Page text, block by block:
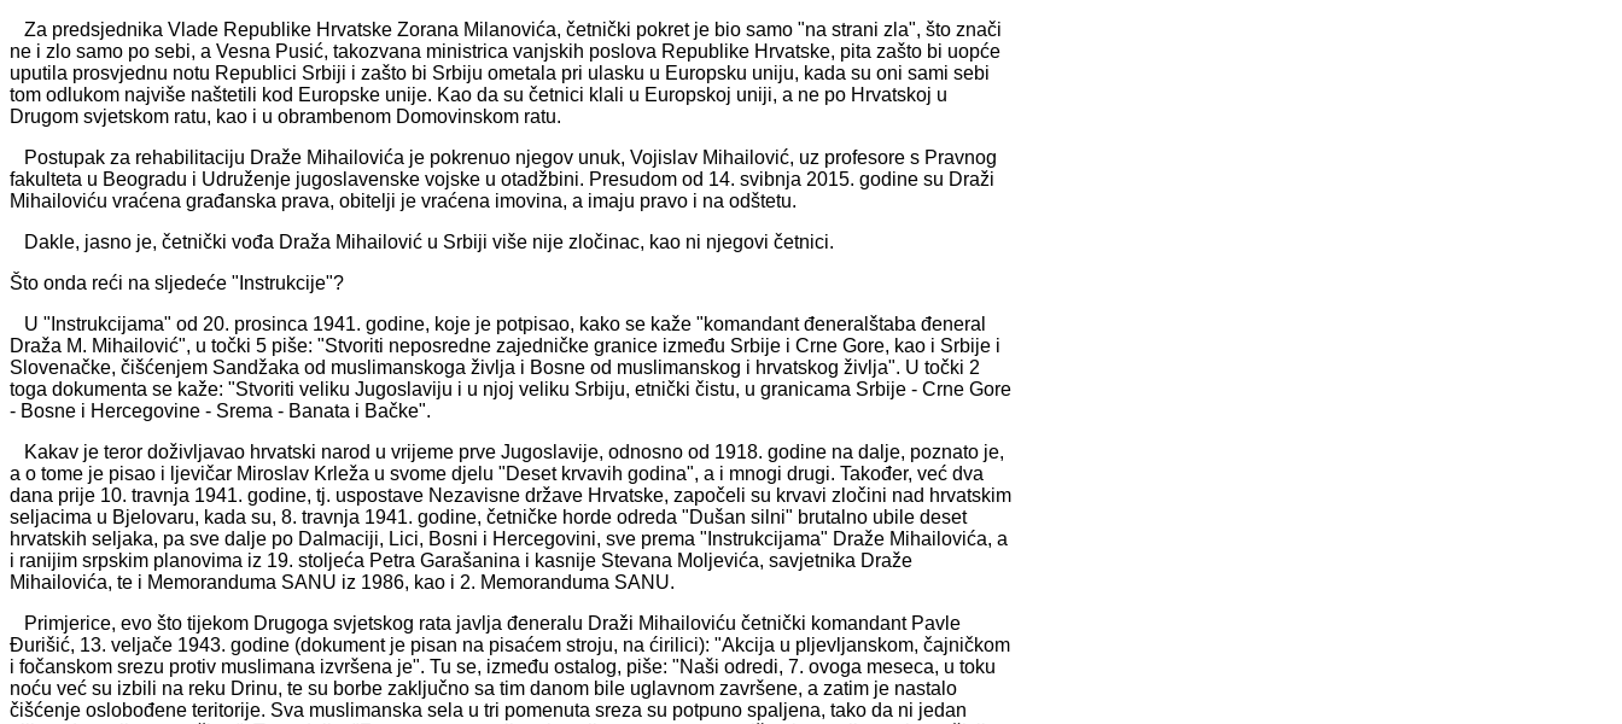
Za predsjednika Vlade Republike Hrvatske Zorana Milanovića, četnički pokret je bio samo "na strani zla", što znači
ne i zlo samo po sebi, a Vesna Pusić, takozvana ministrica vanjskih poslova Republike Hrvatske, pita zašto bi uopće
uputila prosvjednu notu Republici Srbiji i zašto bi Srbiju ometala pri ulasku u Europsku uniju, kada su oni sami sebi
tom odlukom najviše naštetili kod Europske unije. Kao da su četnici klali u Europskoj uniji, a ne po Hrvatskoj u
Drugom svjetskom ratu, kao i u obrambenom Domovinskom ratu.
Postupak za rehabilitaciju Draže Mihailovića je pokrenuo njegov unuk, Vojislav Mihailović, uz profesore s Pravnog
fakulteta u Beogradu i Udruženje jugoslavenske vojske u otadžbini. Presudom od 14. svibnja 2015. godine su Draži
Mihailoviću vraćena građanska prava, obitelji je vraćena imovina, a imaju pravo i na odštetu.
Dakle, jasno je, četnički vođa Draža Mihailović u Srbiji više nije zločinac, kao ni njegovi četnici.
Što onda reći na sljedeće "Instrukcije"?
U "Instrukcijama" od 20. prosinca 1941. godine, koje je potpisao, kako se kaže "komandant đeneralštaba đeneral
Draža M. Mihailović", u točki 5 piše: "Stvoriti neposredne zajedničke granice između Srbije i Crne Gore, kao i Srbije i
Slovenačke, čišćenjem Sandžaka od muslimanskoga življa i Bosne od muslimanskog i hrvatskog življa". U točki 2
toga dokumenta se kaže: "Stvoriti veliku Jugoslaviju i u njoj veliku Srbiju, etnički čistu, u granicama Srbije - Crne Gore
- Bosne i Hercegovine - Srema - Banata i Bačke".
Kakav je teror doživljavao hrvatski narod u vrijeme prve Jugoslavije, odnosno od 1918. godine na dalje, poznato je,
a o tome je pisao i ljevičar Miroslav Krleža u svome djelu "Deset krvavih godina", a i mnogi drugi. Također, već dva
dana prije 10. travnja 1941. godine, tj. uspostave Nezavisne države Hrvatske, započeli su krvavi zločini nad hrvatskim
seljacima u Bjelovaru, kada su, 8. travnja 1941. godine, četničke horde odreda "Dušan silni" brutalno ubile deset
hrvatskih seljaka, pa sve dalje po Dalmaciji, Lici, Bosni i Hercegovini, sve prema "Instrukcijama" Draže Mihailovića, a
i ranijim srpskim planovima iz 19. stoljeća Petra Garašanina i kasnije Stevana Moljevića, savjetnika Draže
Mihailovića, te i Memoranduma SANU iz 1986, kao i 2. Memoranduma SANU.
Primjerice, evo što tijekom Drugoga svjetskog rata javlja đeneralu Draži Mihailoviću četnički komandant Pavle
Đurišić, 13. veljače 1943. godine (dokument je pisan na pisaćem stroju, na ćirilici): "Akcija u pljevljanskom, čajničkom
i fočanskom srezu protiv muslimana izvršena je". Tu se, između ostalog, piše: "Naši odredi, 7. ovoga meseca, u toku
noću već su izbili na reku Drinu, te su borbe zaključno sa tim danom bile uglavnom završene, a zatim je nastalo
čišćenje oslobođene teritorije. Sva muslimanska sela u tri pomenuta sreza su potpuno spaljena, tako da ni jedan